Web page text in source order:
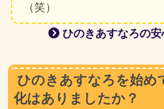
（笑）
ひのきあすなろの安
ひのきあすなろを始め
化はありましたか？